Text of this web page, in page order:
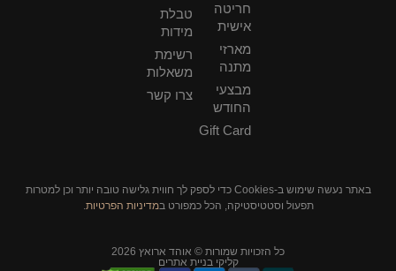
חריטה
אישית
מארזי
מתנה
מבצעי
החודש
Gift Card
טבלת
מידות
רשימת
משאלות
צרו קשר
באתר נעשה שימוש ב-Cookies כדי לספק לך חווית גלישה טובה יותר וכן למטרות
תפעול וסטטיסטיקה, הכל כמפורט במדיניות הפרטיות.
כל הזכויות שמורות © אוהד ארואץ 2026
קליקי בניית אתרים